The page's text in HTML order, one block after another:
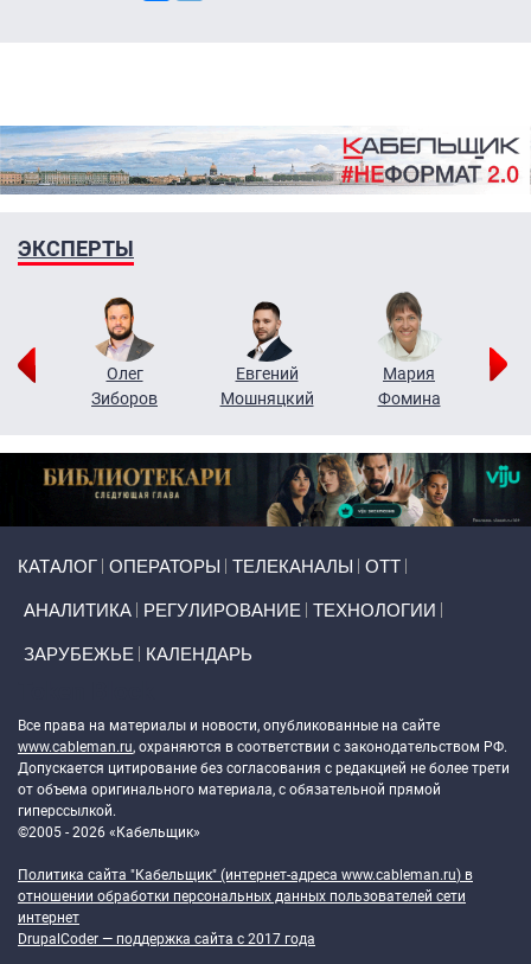
ЭКСПЕРТЫ
Олег
Зиборов
Евгений
Мошняцкий
Мария
Фомина
КАТАЛОГ ОПЕРАТОРЫ ТЕЛЕКАНАЛЫ ОТТ
АНАЛИТИКА РЕГУЛИРОВАНИЕ ТЕХНОЛОГИИ
ЗАРУБЕЖЬЕ КАЛЕНДАРЬ
Все права на материалы и новости, опубликованные на сайте
www.cableman.ru, охраняются в соответствии с законодательством РФ.
Допускается цитирование без согласования с редакцией не более трети
от объема оригинального материала, с обязательной прямой
гиперссылкой.
©2005 - 2026 «Кабельщик»
Политика сайта "Кабельщик" (интернет-адреса www.cableman.ru) в
отношении обработки персональных данных пользователей сети
интернет
DrupalCoder — поддержка сайта c 2017 года